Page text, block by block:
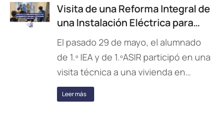
Visita de una Reforma Integral de
una Instalación Eléctrica para…
El pasado 29 de mayo, el alumnado
de 1.º IEA y de 1.ºASIR participó en una
visita técnica a una vivienda en…
Leer más